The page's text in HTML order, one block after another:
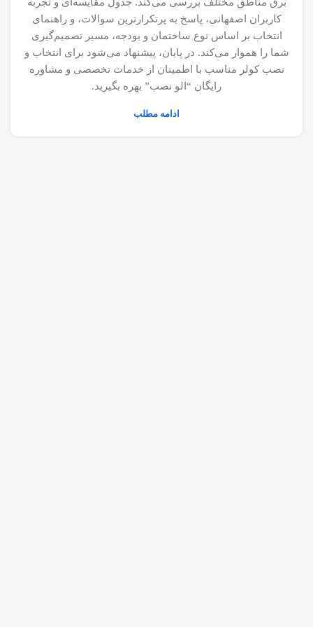
کاربران اصفهانی، پاسخ به پرتکرارترین سوالات، و راهنمای
انتخاب بر اساس نوع ساختمان و بودجه، مسیر تصمیم‌گیری
شما را هموار می‌کند. در پایان، پیشنهاد می‌شود برای انتخاب و
نصب کولر مناسب با اطمینان از خدمات تخصصی و مشاوره
رایگان “الو نصب” بهره بگیرید.
ادامه مطلب